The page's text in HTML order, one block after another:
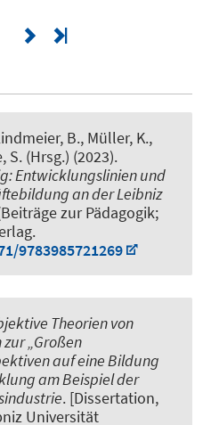
B., Müller, K.,
S. (Hrsg.) (2023).
Entwicklungslinien und
an der Leibniz
zur Pädagogik;
9783985721269
Theorien von
„Großen
auf eine Bildung
am Beispiel der
. [Dissertation,
Universität